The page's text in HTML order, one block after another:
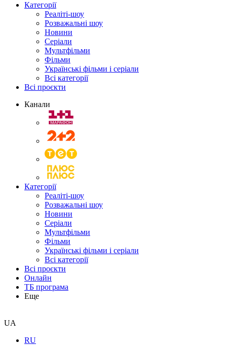
Категорії
Реаліті-шоу
Розважальні шоу
Новини
Серіали
Мультфільми
Фільми
Українські фільми і серіали
Всі категорії
Всі проєкти
Канали
Категорії
Реаліті-шоу
Розважальні шоу
Новини
Серіали
Мультфільми
Фільми
Українські фільми і серіали
Всі категорії
Всі проєкти
Онлайн
ТБ програма
Еще
UA
RU